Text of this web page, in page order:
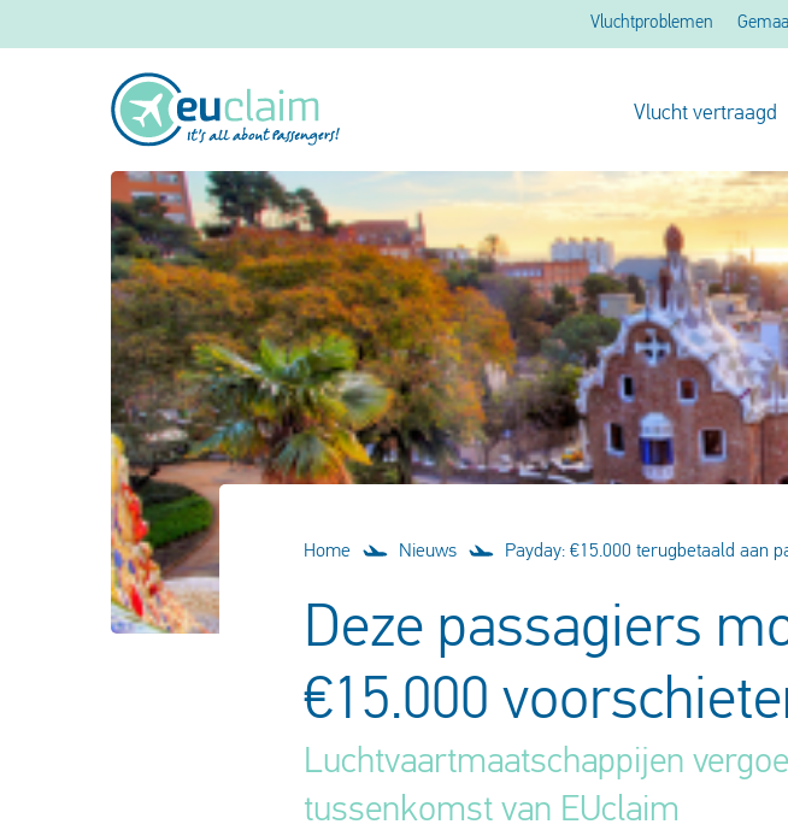
Vluchtproblemen
Vlucht vertraagd
Home Nieuws Payday: €15.000 terugbetaald aan
Deze passagiers
€15.000
Luchtvaartmaatschappijen
tussenkomst van EUclaim